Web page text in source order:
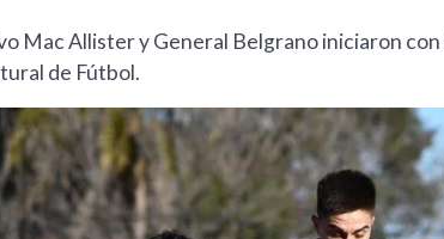
Mac Allister y General Belgrano iniciaron
de Fútbol.